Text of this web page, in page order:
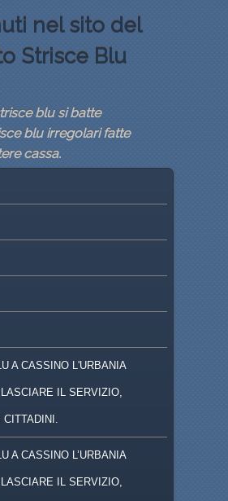
nel sito del
Strisce Blu
blu si batte
blu irregolari fatte
cassa.
PRINCIPALE
SECONDARIO
A CASSINO L'URBANIA
IL SERVIZIO,
A CASSINO L’URBANIA
IL SERVIZIO,